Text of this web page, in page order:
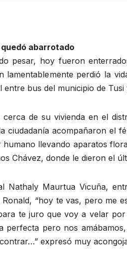
abarrotado
pesar, hoy fueron
lamentablemente perdió la
bus del municipio de Tusi
de su vivienda en el
ciudadanía acompañaron el
llevando aparatos
Chávez, donde le dieron el
Nathaly Maurtua Vicuña,
“hoy te vas, pero me
te juro que voy a velar
perfecta pero nos
expresó muy